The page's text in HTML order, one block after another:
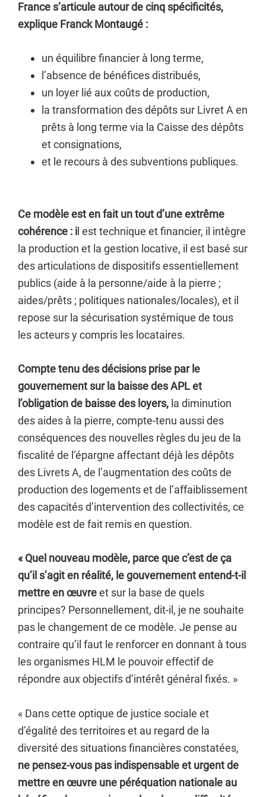
France s’articule autour de cinq spécificités,
explique Franck Montaugé :
un équilibre financier à long terme,
l’absence de bénéfices distribués,
un loyer lié aux coûts de production,
la transformation des dépôts sur Livret A en
prêts à long terme via la Caisse des dépôts
et consignations,
et le recours à des subventions publiques.
Ce modèle est en fait un tout d’une extrême
cohérence : i l est technique et financier, il intègre
la production et la gestion locative, il est basé sur
des articulations de dispositifs essentiellement
publics (aide à la personne/aide à la pierre ;
aides/prêts ; politiques nationales/locales), et il
repose sur la sécurisation systémique de tous
les acteurs y compris les locataires.
Compte tenu des décisions prise par le
gouvernement sur la baisse des APL et
l’obligation de baisse des loyers, la diminution
des aides à la pierre, compte-tenu aussi des
conséquences des nouvelles règles du jeu de la
fiscalité de l’épargne affectant déjà les dépôts
des Livrets A, de l’augmentation des coûts de
production des logements et de l’affaiblissement
des capacités d’intervention des collectivités, ce
modèle est de fait remis en question.
« Quel nouveau modèle, parce que c’est de ça
qu’il s’agit en réalité, le gouvernement entend-t-il
mettre en œuvreet sur la base de quels
principes? Personnellement, dit-il, je ne souhaite
pas le changement de ce modèle. Je pense au
contraire qu’il faut le renforcer en donnant à tous
les organismes HLM le pouvoir effectif de
répondre aux objectifs d’intérêt général fixés. »
« Dans cette optique de justice sociale et
d’égalité des territoires et au regard de la
diversité des situations financières constatées,
ne pensez-vous pas indispensable et urgent de
mettre en œuvre une péréquation nationale au